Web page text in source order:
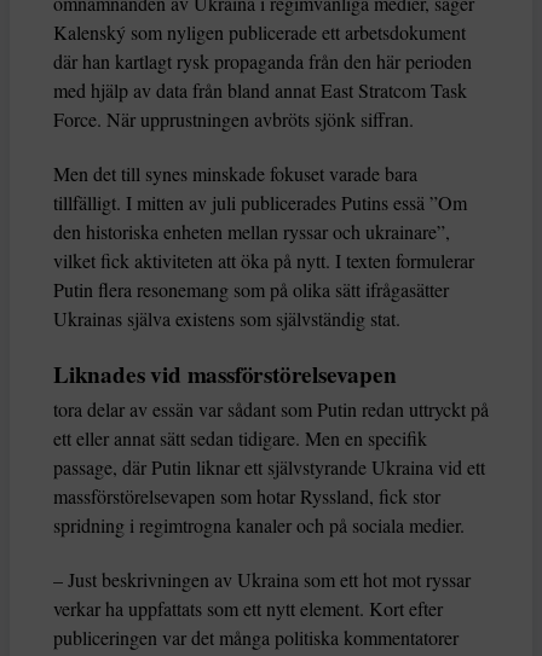
Kalenský som nyligen publicerade ett arbetsdokument
där han kartlagt rysk propaganda från den här perioden
med hjälp av data från bland annat East Stratcom Task
Force. När upprustningen avbröts sjönk siffran.
Men det till synes minskade fokuset varade bara
tillfälligt. I mitten av juli publicerades Putins essä ”Om
den historiska enheten mellan ryssar och ukrainare”,
vilket fick aktiviteten att öka på nytt. I texten formulerar
Putin flera resonemang som på olika sätt ifrågasätter
Ukrainas själva existens som självständig stat.
Liknades vid massförstörelsevapen
tora delar av essän var sådant som Putin redan uttryckt på
ett eller annat sätt sedan tidigare. Men en specifik
passage, där Putin liknar ett självstyrande Ukraina vid ett
massförstörelsevapen som hotar Ryssland, fick stor
spridning i regimtrogna kanaler och på sociala medier.
– Just beskrivningen av Ukraina som ett hot mot ryssar
verkar ha uppfattats som ett nytt element. Kort efter
publiceringen var det många politiska kommentatorer